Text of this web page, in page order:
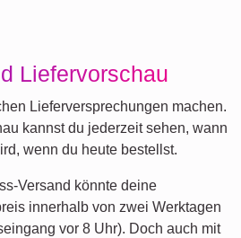
Liefervorschau
Lieferversprechungen machen.
kannst du jederzeit sehen, wann
wenn du heute bestellst.
Versand könnte deine
innerhalb von zwei Werktagen
vor 8 Uhr). Doch auch mit